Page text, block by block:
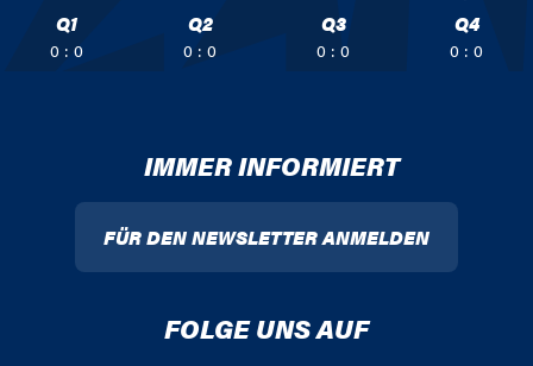
Q1
0 : 0
Q2
0 : 0
Q3
0 : 0
Q4
0 : 0
IMMER INFORMIERT
FÜR DEN NEWSLETTER ANMELDEN
FOLGE UNS AUF